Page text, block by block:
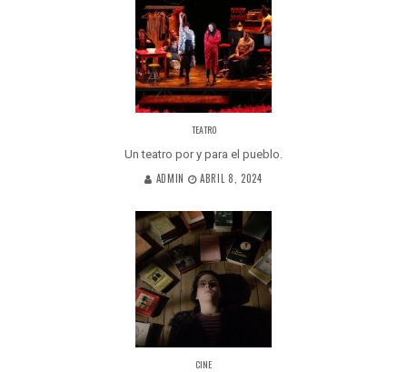
TEATRO
Un teatro por y para el pueblo.
ADMIN ABRIL 8, 2024
CINE